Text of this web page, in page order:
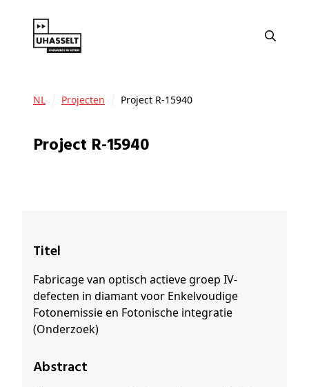
NL Projecten Project R-15940
Project R-15940
Titel
Fabricage van optisch actieve groep IV-
defecten in diamant voor Enkelvoudige
Fotonemissie en Fotonische integratie
(Onderzoek)
Abstract